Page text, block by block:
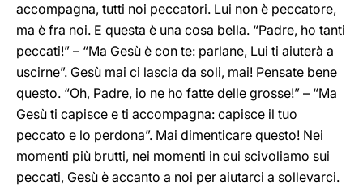
accompagna, tutti noi peccatori. Lui non è peccatore,
ma è fra noi. E questa è una cosa bella. “Padre, ho tanti
peccati!” – “Ma Gesù è con te: parlane, Lui ti aiuterà a
uscirne”. Gesù mai ci lascia da soli, mai! Pensate bene
questo. “Oh, Padre, io ne ho fatte delle grosse!” – “Ma
Gesù ti capisce e ti accompagna: capisce il tuo
peccato e lo perdona”. Mai dimenticare questo! Nei
momenti più brutti, nei momenti in cui scivoliamo sui
peccati, Gesù è accanto a noi per aiutarci a sollevarci.